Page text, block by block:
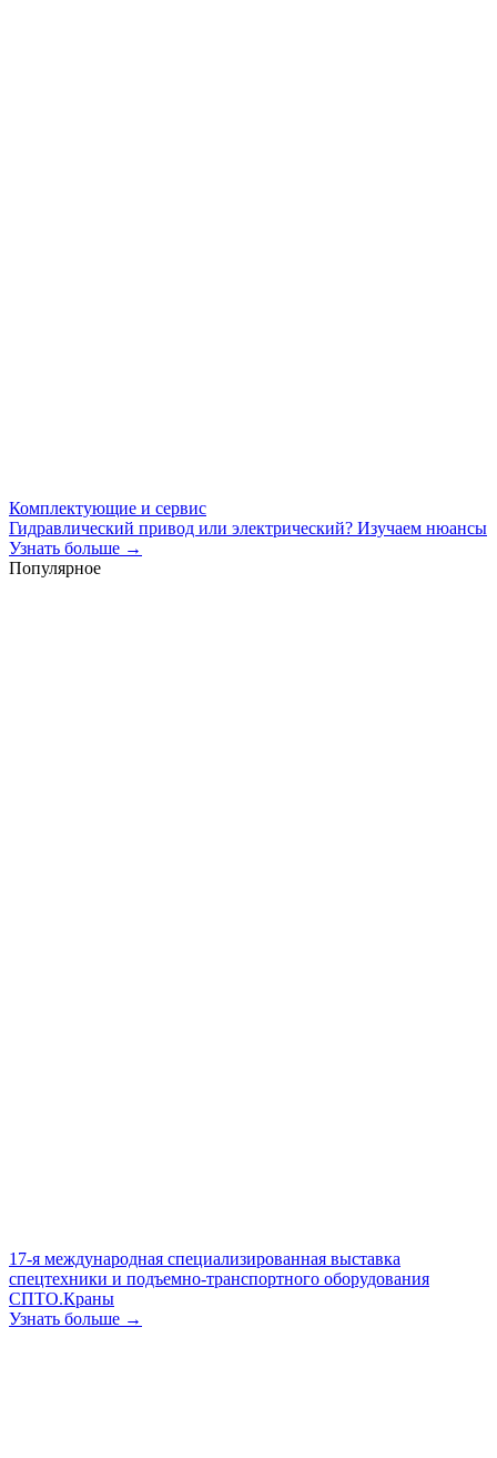
Комплектующие и сервис
Гидравлический привод или электрический? Изучаем нюансы
Узнать больше →
Популярное
17-я международная специализированная выставка
спецтехники и подъемно-транспортного оборудования
СПТО.Краны
Узнать больше →